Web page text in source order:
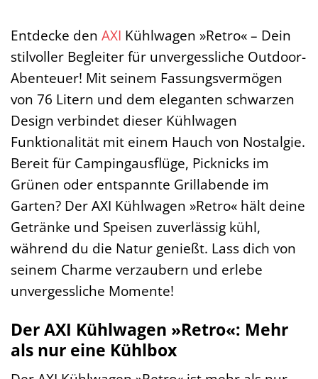
Entdecke den AXI Kühlwagen »Retro« – Dein
stilvoller Begleiter für unvergessliche Outdoor-
Abenteuer! Mit seinem Fassungsvermögen
von 76 Litern und dem eleganten schwarzen
Design verbindet dieser Kühlwagen
Funktionalität mit einem Hauch von Nostalgie.
Bereit für Campingausflüge, Picknicks im
Grünen oder entspannte Grillabende im
Garten? Der AXI Kühlwagen »Retro« hält deine
Getränke und Speisen zuverlässig kühl,
während du die Natur genießt. Lass dich von
seinem Charme verzaubern und erlebe
unvergessliche Momente!
Der AXI Kühlwagen »Retro«: Mehr
als nur eine Kühlbox